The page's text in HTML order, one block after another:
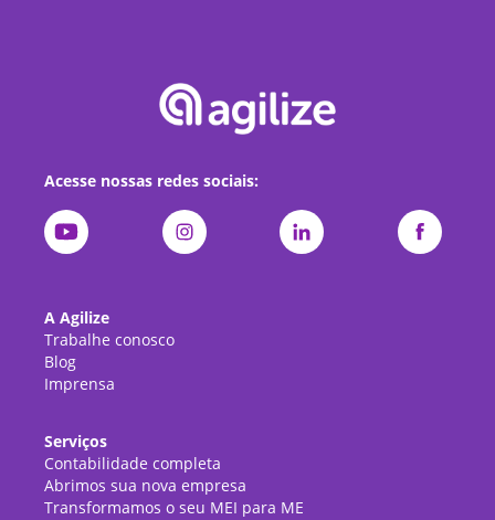
Acesse nossas redes sociais:
A Agilize
Trabalhe conosco
Blog
Imprensa
Serviços
Contabilidade completa
Abrimos sua nova empresa
Transformamos o seu MEI para ME